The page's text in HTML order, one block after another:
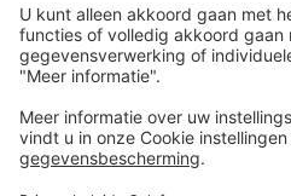
Community